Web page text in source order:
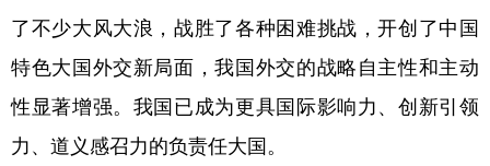
了不少大风大浪，战胜了各种困难挑战，开创了中国
特色大国外交新局面，我国外交的战略自主性和主动
性显著增强。我国已成为更具国际影响力、创新引领
力、道义感召力的负责任大国。